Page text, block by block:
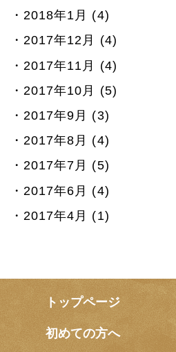
2018年1月 (4)
2017年12月 (4)
2017年11月 (4)
2017年10月 (5)
2017年9月 (3)
2017年8月 (4)
2017年7月 (5)
2017年6月 (4)
2017年4月 (1)
トップページ
初めての方へ